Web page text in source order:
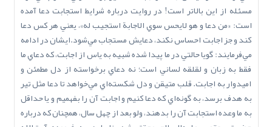
مسئله از اين بالاتر است! در روايت درباره شرايط استجابت دعا آمده
است: «من دعا و هو لايحس سوي الاجابة استجيب له»، يعني هر کس دعا
کند و جز اجابت احساس نکند، دعايش مستجاب مي‌شود.ايشان در ادامه
مي‌فرمايند: گويا حالتي در ما پيدا شده شبيه به ياس از اجابت، که دعاي ما
فقط به زبان و لقلقه‌ لساني است؛ نه دعاي برخواسته از دل مطمئن و
اميدوار به اجابت. قلب متيقن و دل شکسته‌اي مي‌خواهد تا دعا مثل تير
به هدف برسد، به گونه‌اي که دعا کنيم و اجابت آن را بفهميم و يا حداقل
به ما وعده‌ استجابت آن را بدهند، ولو بعد از چهل سال، همچنان که درباره